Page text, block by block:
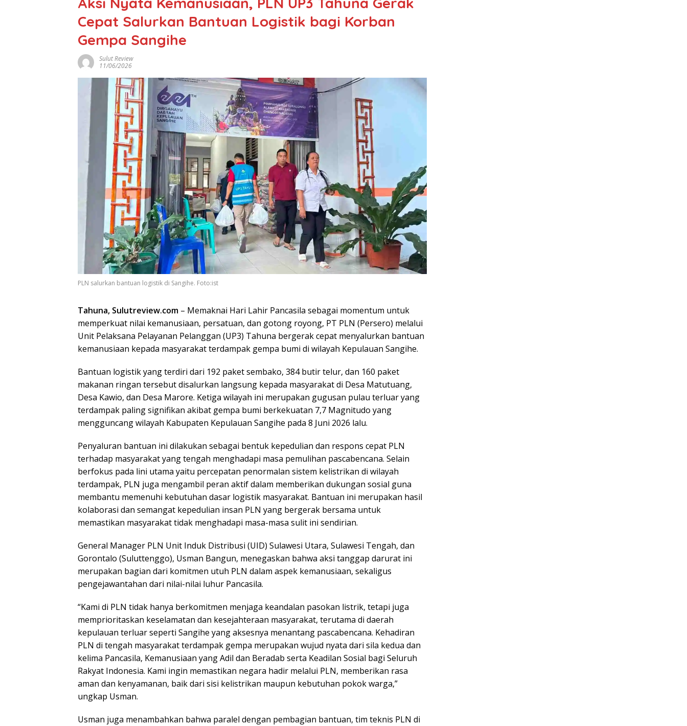
Cepat Salurkan Bantuan Logistik bagi Korban
Gempa Sangihe
Sulut Review
11/06/2026
PLN salurkan bantuan logistik di Sangihe. Foto:ist
Tahuna, Sulutreview.com – Memaknai Hari Lahir Pancasila sebagai momentum untuk
memperkuat nilai kemanusiaan, persatuan, dan gotong royong, PT PLN (Persero) melalui
Unit Pelaksana Pelayanan Pelanggan (UP3) Tahuna bergerak cepat menyalurkan bantuan
kemanusiaan kepada masyarakat terdampak gempa bumi di wilayah Kepulauan Sangihe.
Bantuan logistik yang terdiri dari 192 paket sembako, 384 butir telur, dan 160 paket
makanan ringan tersebut disalurkan langsung kepada masyarakat di Desa Matutuang,
Desa Kawio, dan Desa Marore. Ketiga wilayah ini merupakan gugusan pulau terluar yang
terdampak paling signifikan akibat gempa bumi berkekuatan 7,7 Magnitudo yang
mengguncang wilayah Kabupaten Kepulauan Sangihe pada 8 Juni 2026 lalu.
Penyaluran bantuan ini dilakukan sebagai bentuk kepedulian dan respons cepat PLN
terhadap masyarakat yang tengah menghadapi masa pemulihan pascabencana. Selain
berfokus pada lini utama yaitu percepatan penormalan sistem kelistrikan di wilayah
terdampak, PLN juga mengambil peran aktif dalam memberikan dukungan sosial guna
membantu memenuhi kebutuhan dasar logistik masyarakat. Bantuan ini merupakan hasil
kolaborasi dan semangat kepedulian insan PLN yang bergerak bersama untuk
memastikan masyarakat tidak menghadapi masa-masa sulit ini sendirian.
General Manager PLN Unit Induk Distribusi (UID) Sulawesi Utara, Sulawesi Tengah, dan
Gorontalo (Suluttenggo), Usman Bangun, menegaskan bahwa aksi tanggap darurat ini
merupakan bagian dari komitmen utuh PLN dalam aspek kemanusiaan, sekaligus
pengejawantahan dari nilai-nilai luhur Pancasila.
“Kami di PLN tidak hanya berkomitmen menjaga keandalan pasokan listrik, tetapi juga
memprioritaskan keselamatan dan kesejahteraan masyarakat, terutama di daerah
kepulauan terluar seperti Sangihe yang aksesnya menantang pascabencana. Kehadiran
PLN di tengah masyarakat terdampak gempa merupakan wujud nyata dari sila kedua dan
kelima Pancasila, Kemanusiaan yang Adil dan Beradab serta Keadilan Sosial bagi Seluruh
Rakyat Indonesia. Kami ingin memastikan negara hadir melalui PLN, memberikan rasa
aman dan kenyamanan, baik dari sisi kelistrikan maupun kebutuhan pokok warga,”
ungkap Usman.
Usman juga menambahkan bahwa paralel dengan pembagian bantuan, tim teknis PLN di